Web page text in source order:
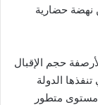
نهضة حضارية
حجم الإقبال
الدولة
متطور